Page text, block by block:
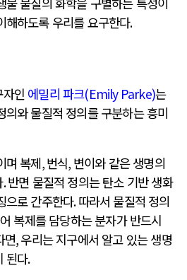
해하도록 우리를 요구한다.
인 에밀리 파크(Emily Parke)는
의와 물질적 정의를 구분하는 흥미
며 복제,번식, 변이와 같은 생명의
.반면 물질적 정의는 탄소 기반 생화
으로 간주한다.따라서 물질적 정의
복제를 담당하는 분자가 반드시
면,우리는 지구에서 알고 있는 생명
된다.